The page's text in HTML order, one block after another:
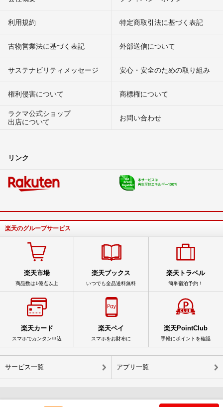
利用規約 特定商取引法に基づく表記
古物営業法に基づく表記 外部送信について
サステナビリティメッセージ 安心・安全のための取り組み
権利侵害について
商標権について
ラクマ公式ショップ
出店について
お問い合わせ
リンク
楽天のグループサービス
楽天市場
商品数は1億点以上
楽天ブックス
いつでも全品送料無料
楽天トラベル
簡単宿泊予約！
楽天カード
スマホでカンタン申込
楽天ペイ
スマホをお財布に
楽天PointClub
手軽にポイントを確認
サービス一覧 アプリ一覧